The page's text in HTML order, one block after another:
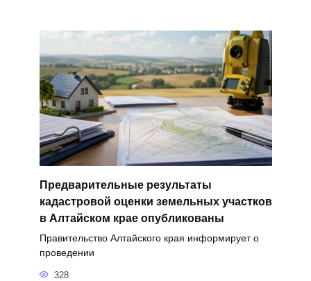
Предварительные результаты
кадастровой оценки земельных участков
в Алтайском крае опубликованы
Правительство Алтайского края информирует о
проведении
328